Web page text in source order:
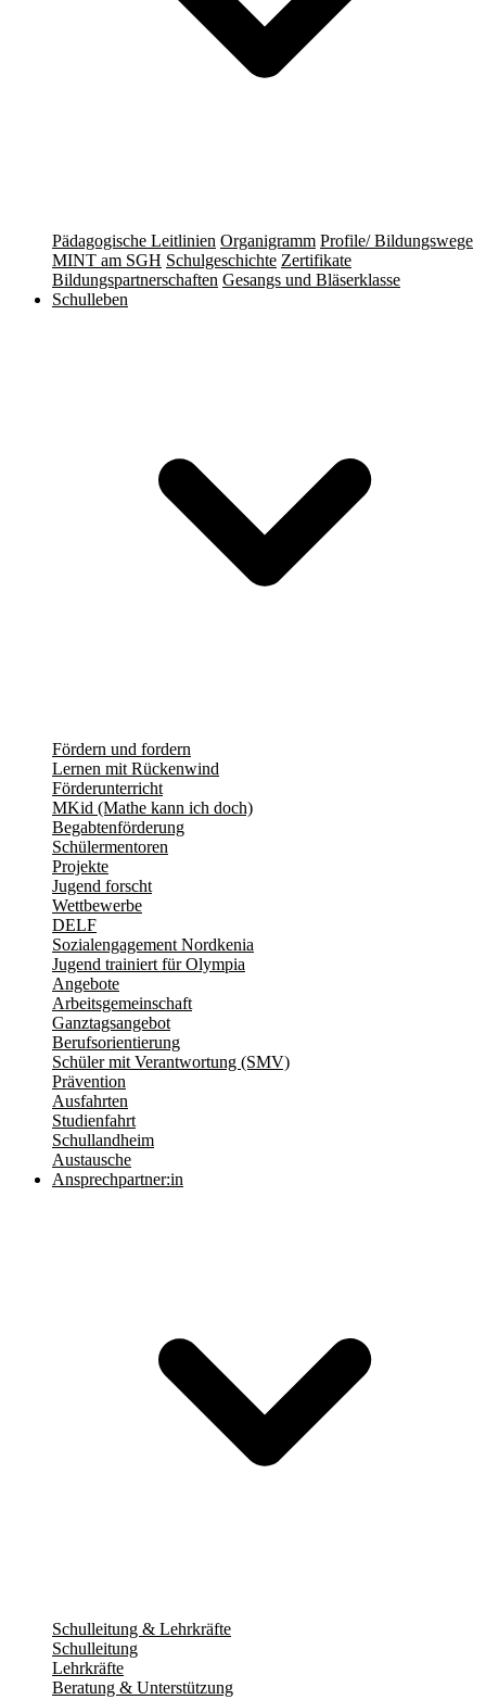
Pädagogische Leitlinien Organigramm Profile/ Bildungswege
MINT am SGH Schulgeschichte Zertifikate
Bildungspartnerschaften Gesangs und Bläserklasse
Schulleben
Fördern und fordern
Lernen mit Rückenwind
Förderunterricht
MKid (Mathe kann ich doch)
Begabtenförderung
Schülermentoren
Projekte
Jugend forscht
Wettbewerbe
DELF
Sozialengagement Nordkenia
Jugend trainiert für Olympia
Angebote
Arbeitsgemeinschaft
Ganztagsangebot
Berufsorientierung
Schüler mit Verantwortung (SMV)
Prävention
Ausfahrten
Studienfahrt
Schullandheim
Austausche
Ansprechpartner:in
Schulleitung & Lehrkräfte
Schulleitung
Lehrkräfte
Beratung & Unterstützung